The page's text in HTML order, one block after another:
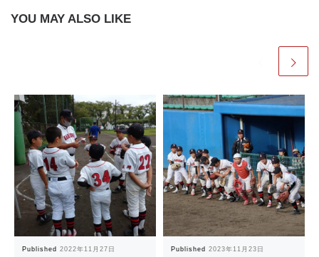
YOU MAY ALSO LIKE
Published 2022年11月27日 Published 2023年11月23日